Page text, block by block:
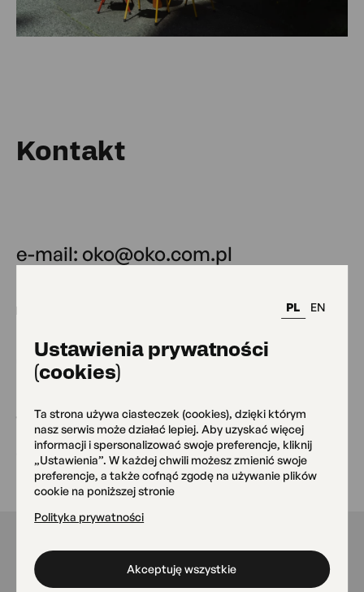
PL EN
Ustawienia prywatności
(cookies)
Ta strona używa ciasteczek (cookies), dzięki którym
nasz serwis może działać lepiej. Aby uzyskać więcej
informacji i spersonalizować swoje preferencje, kliknij
„Ustawienia”. W każdej chwili możesz zmienić swoje
preferencje, a także cofnąć zgodę na używanie plików
cookie na poniższej stronie
Polityka prywatności
Akceptuję wszystkie
Kontakt
e-mail: oko@oko.com.pl
Zielone OKO
tel:22 822 48 70
e-mail:oko@oko.com.pl
Kontakt